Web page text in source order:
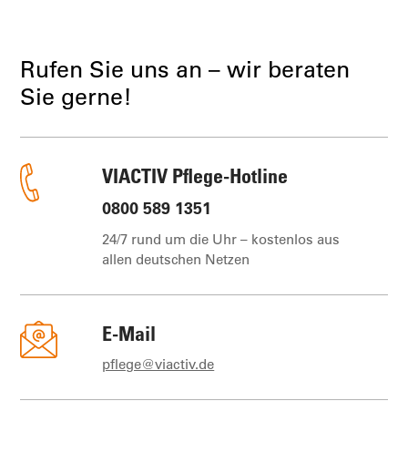
Rufen Sie uns an – wir beraten
Sie gerne!
VIACTIV Pflege-Hotline
0800 589 1351
24/7 rund um die Uhr – kostenlos aus
allen deutschen Netzen
E-Mail
pflege@viactiv.de